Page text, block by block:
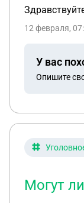
12 февраля,
У вас
Опишите
Могут